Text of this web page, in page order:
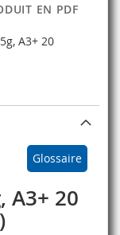
EN PDF
A3+ 20
Glossaire
A3+ 20